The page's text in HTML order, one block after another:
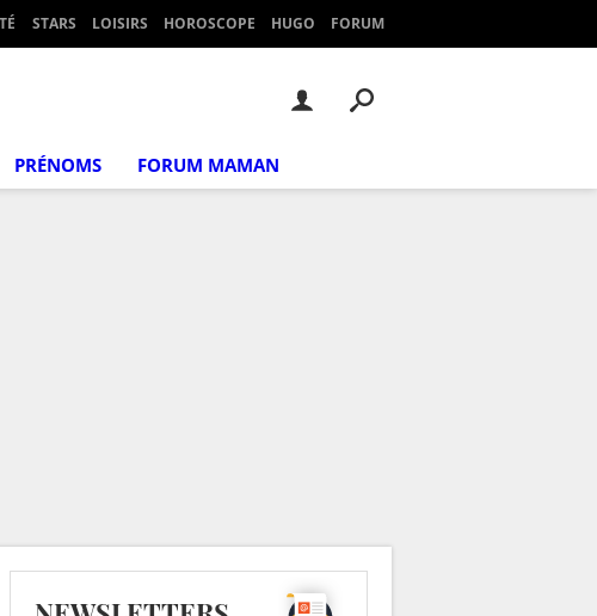
STARS LOISIRS HOROSCOPE HUGO FORUM
PRÉNOMS FORUM MAMAN